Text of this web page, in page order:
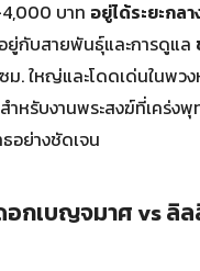
บาท อยู่ได้ระยะกลา
ยู่กับสายพันธุ์และการดูแล
ม. ใหญ่และโดดเด่นในพว
ำหรับงานพระสงฆ์ที่เคร่ง
อย่างชัดเจน
อกเบญจมาศ vs ลิ